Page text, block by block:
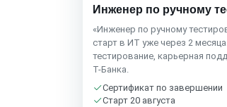
Инженер по ручному
«Инженер по ручному
старт в ИТ уже через 2
тестирование, карьерная
Т-Банка.
Сертификат по завершении
Старт 20 августа